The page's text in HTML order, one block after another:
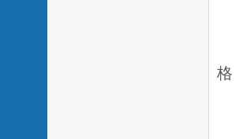
格